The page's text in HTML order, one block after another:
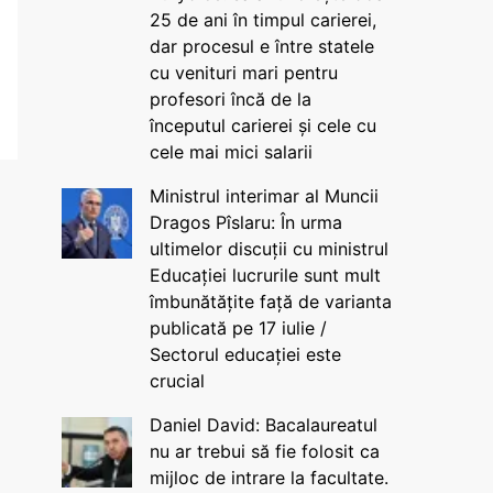
25 de ani în timpul carierei,
dar procesul e între statele
cu venituri mari pentru
profesori încă de la
începutul carierei și cele cu
cele mai mici salarii
Ministrul interimar al Muncii
Dragos Pîslaru: În urma
ultimelor discuții cu ministrul
Educației lucrurile sunt mult
îmbunătățite față de varianta
publicată pe 17 iulie /
Sectorul educației este
crucial
Daniel David: Bacalaureatul
nu ar trebui să fie folosit ca
mijloc de intrare la facultate.